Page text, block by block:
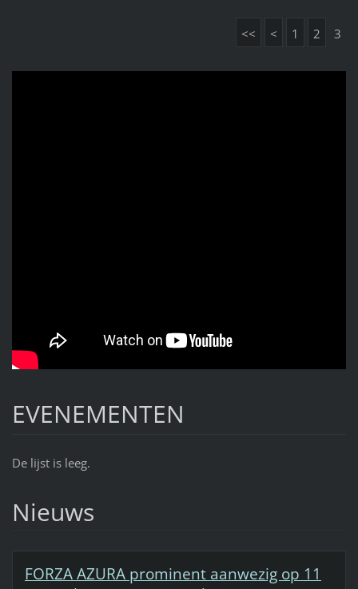
<< < 1 2 3
EVENEMENTEN
De lijst is leeg.
Nieuws
FORZA AZURA prominent aanwezig op 11